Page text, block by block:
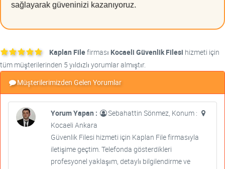
sağlayarak güveninizi kazanıyoruz.
Kaplan Filefirması Kocaeli Güvenlik Filesi hizmeti için
tüm müşterilerinden 5 yıldızlı yorumlar almıştır.
Müşterilerimizden Gelen Yorumlar
Yorum Yapan :
Sebahattin Sönmez, Konum :
Kocaeli Ankara
Güvenlik Filesi hizmeti için Kaplan File firmasıyla
iletişime geçtim. Telefonda gösterdikleri
profesyonel yaklaşım, detaylı bilgilendirme ve